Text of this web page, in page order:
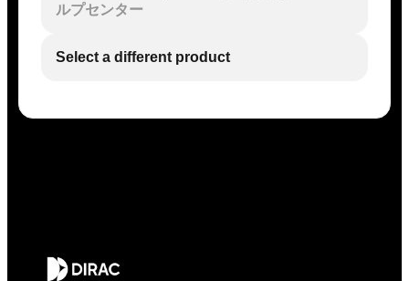
ルプセンター
Select a different product